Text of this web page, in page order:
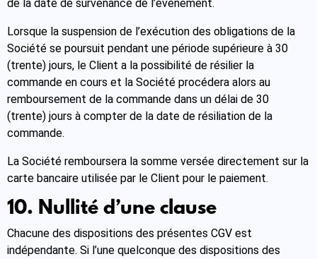
de la date de survenance de l’événement.
Lorsque la suspension de l’exécution des obligations de la
Société se poursuit pendant une période supérieure à 30
(trente) jours, le Client a la possibilité de résilier la
commande en cours et la Société procédera alors au
remboursement de la commande dans un délai de 30
(trente) jours à compter de la date de résiliation de la
commande.
La Société remboursera la somme versée directement sur la
carte bancaire utilisée par le Client pour le paiement.
10. Nullité d’une clause
Chacune des dispositions des présentes CGV est
indépendante. Si l’une quelconque des dispositions des